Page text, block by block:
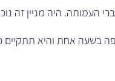
העמותה. היה מניין זה
בשעה אחת והיא